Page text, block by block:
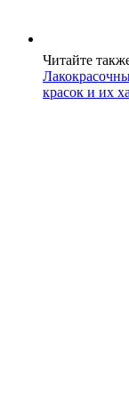
Читайте
красок и их